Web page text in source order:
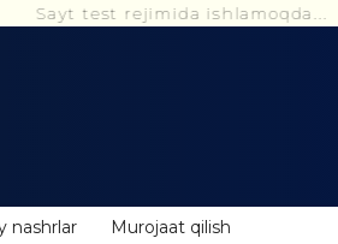
test rejimida ishlamoqda...
nashrlar Murojaat qilish